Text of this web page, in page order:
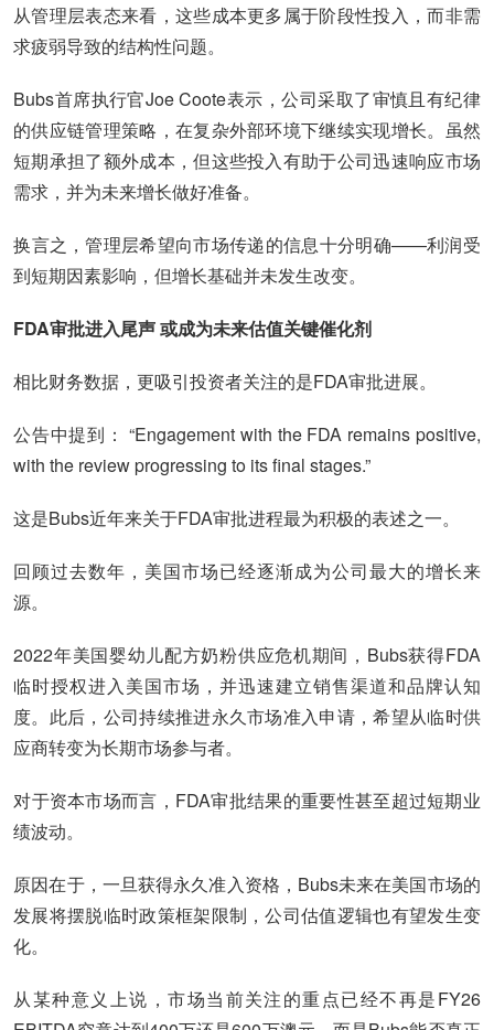
从管理层表态来看，这些成本更多属于阶段性投入，而非需
求疲弱导致的结构性问题。
Bubs首席执行官Joe Coote表示，公司采取了审慎且有纪律
的供应链管理策略，在复杂外部环境下继续实现增长。虽然
短期承担了额外成本，但这些投入有助于公司迅速响应市场
需求，并为未来增长做好准备。
换言之，管理层希望向市场传递的信息十分明确——利润受
到短期因素影响，但增长基础并未发生改变。
FDA审批进入尾声 或成为未来估值关键催化剂
相比财务数据，更吸引投资者关注的是FDA审批进展。
公告中提到： “Engagement with the FDA remains positive,
with the review progressing to its final stages.”
这是Bubs近年来关于FDA审批进程最为积极的表述之一。
回顾过去数年，美国市场已经逐渐成为公司最大的增长来
源。
2022年美国婴幼儿配方奶粉供应危机期间，Bubs获得FDA
临时授权进入美国市场，并迅速建立销售渠道和品牌认知
度。此后，公司持续推进永久市场准入申请，希望从临时供
应商转变为长期市场参与者。
对于资本市场而言，FDA审批结果的重要性甚至超过短期业
绩波动。
原因在于，一旦获得永久准入资格，Bubs未来在美国市场的
发展将摆脱临时政策框架限制，公司估值逻辑也有望发生变
化。
从某种意义上说，市场当前关注的重点已经不再是FY26